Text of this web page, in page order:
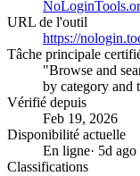
URL de l'outil
https://
Tâche principale
"Browse and
by category and
Vérifié depuis
Feb 19, 2026
Disponibilité actuelle
En ligne· 5d ago
Classifications